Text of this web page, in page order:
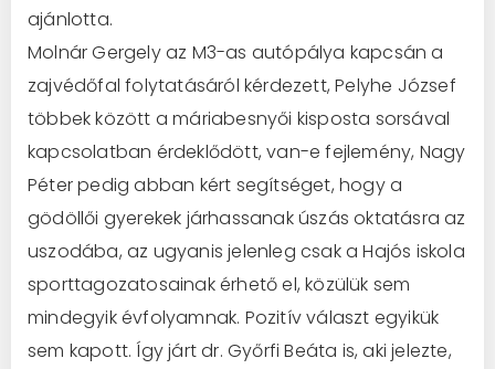
ajánlotta.
Molnár Gergely az M3-as autópálya kapcsán a
zajvédőfal folytatásáról kérdezett, Pelyhe József
többek között a máriabesnyői kisposta sorsával
kapcsolatban érdeklődött, van-e fejlemény, Nagy
Péter pedig abban kért segítséget, hogy a
gödöllői gyerekek járhassanak úszás oktatásra az
uszodába, az ugyanis jelenleg csak a Hajós iskola
sporttagozatosainak érhető el, közülük sem
mindegyik évfolyamnak. Pozitív választ egyikük
sem kapott. Így járt dr. Győrfi Beáta is, aki jelezte,